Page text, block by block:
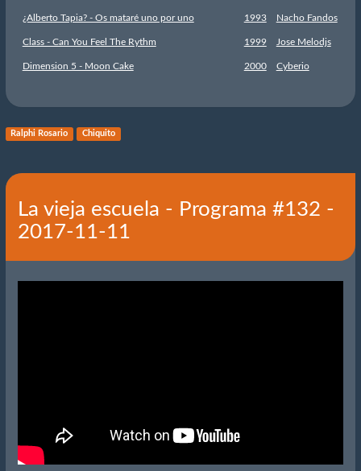
¿Alberto Tapia? - Os mataré uno por uno 1993 Nacho Fandos
Class - Can You Feel The Rythm 1999 Jose Melodjs
Dimension 5 - Moon Cake 2000 Cyberio
Ralphi Rosario Chiquito
La vieja escuela - Programa #132 -
2017-11-11